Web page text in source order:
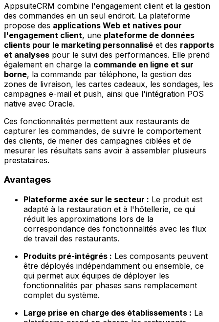
AppsuiteCRM combine l'engagement client et la gestion
des commandes en un seul endroit. La plateforme
propose des applications Web et natives pour
l'engagement client, une plateforme de données
clients pour le marketing personnalisé et des rapports
et analyses pour le suivi des performances. Elle prend
également en charge la commande en ligne et sur
borne, la commande par téléphone, la gestion des
zones de livraison, les cartes cadeaux, les sondages, les
campagnes e-mail et push, ainsi que l'intégration POS
native avec Oracle.
Ces fonctionnalités permettent aux restaurants de
capturer les commandes, de suivre le comportement
des clients, de mener des campagnes ciblées et de
mesurer les résultats sans avoir à assembler plusieurs
prestataires.
Avantages
Plateforme axée sur le secteur : Le produit est
adapté à la restauration et à l'hôtellerie, ce qui
réduit les approximations lors de la
correspondance des fonctionnalités avec les flux
de travail des restaurants.
Produits pré-intégrés : Les composants peuvent
être déployés indépendamment ou ensemble, ce
qui permet aux équipes de déployer les
fonctionnalités par phases sans remplacement
complet du système.
Large prise en charge des établissements : La